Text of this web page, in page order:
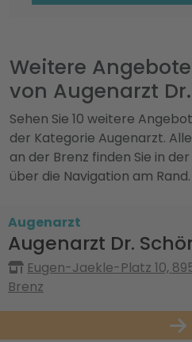
Weitere
von Augenarzt
Sehen Sie 10 weitere
der Kategorie Augenarzt.
an der Brenz finden Sie in
über die Navigation am Rand.
Augenarzt
Augenarzt Dr.
Eugen-Jaekle-Platz 10,
Brenz